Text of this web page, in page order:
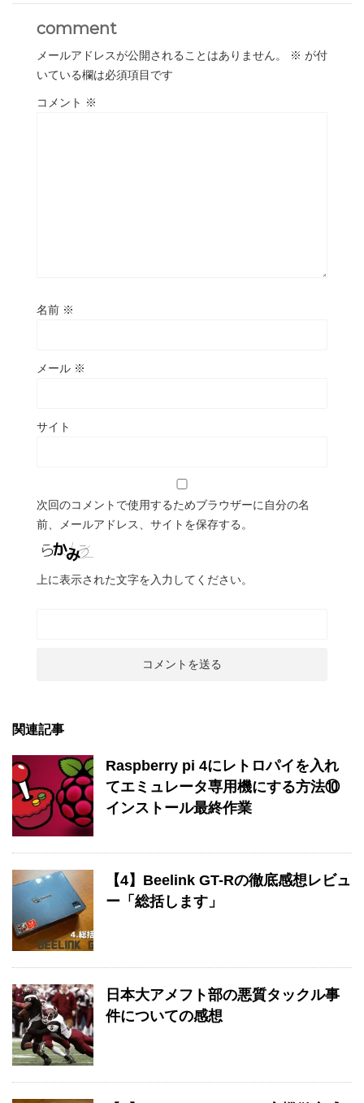
comment
メールアドレスが公開されることはありません。 ※ が付
いている欄は必須項目です
コメント ※
名前 ※
メール ※
サイト
次回のコメントで使用するためブラウザーに自分の名
前、メールアドレス、サイトを保存する。
上に表示された文字を入力してください。
関連記事
Raspberry pi 4にレトロパイを入れ
てエミュレータ専用機にする方法⑩
インストール最終作業
【4】Beelink GT-Rの徹底感想レビュ
ー「総括します」
日本大アメフト部の悪質タックル事
件についての感想